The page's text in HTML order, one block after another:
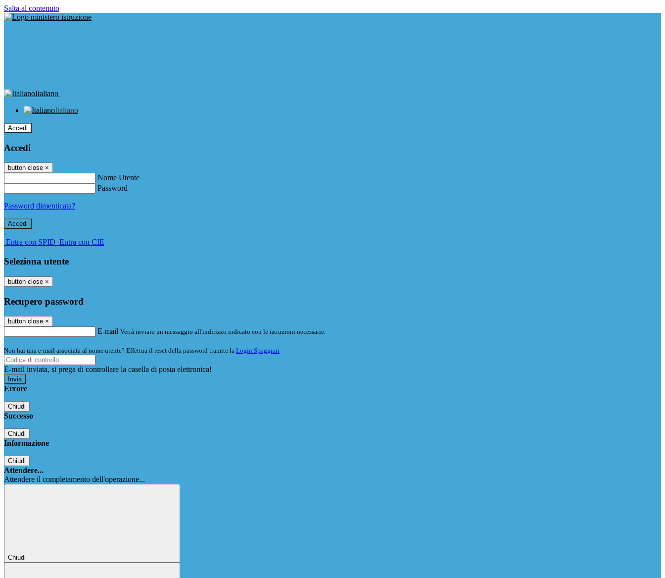
Salta al contenuto
Italiano
Italiano
Accedi
Accedi
button close ×
Nome Utente
Password
Password dimenticata?
-
Entra con SPID Entra con CIE
Seleziona utente
button close ×
Recupero password
button close ×
E-mail Verrà inviato un messaggio all'indirizzo indicato con le istruzioni necessarie.
Non hai una e-mail associata al nome utente? Effettua il reset della password tramite la Login Spaggiari
E-mail inviata, si prega di controllare la casella di posta elettronica!
Errore
Chiudi
Successo
Chiudi
Informazione
Chiudi
Attendere...
Attendere il completamento dell'operazione...
Chiudi